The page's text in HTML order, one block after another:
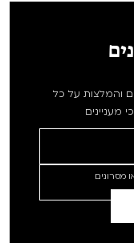
והמלצות על כל
מעניינים
מסרונים